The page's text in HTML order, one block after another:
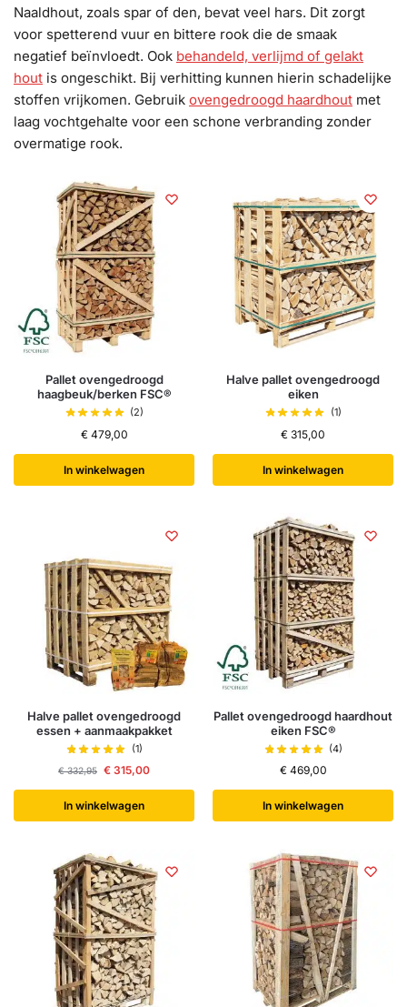
Naaldhout, zoals spar of den, bevat veel hars. Dit zorgt
voor spetterend vuur en bittere rook die de smaak
negatief beïnvloedt. Ook behandeld, verlijmd of gelakt
hout is ongeschikt. Bij verhitting kunnen hierin schadelijke
stoffen vrijkomen. Gebruik ovengedroogd haardhout met
laag vochtgehalte voor een schone verbranding zonder
overmatige rook.
Pallet ovengedroogd
haagbeuk/berken FSC®
(2)
€479,00
In winkelwagen
Halve pallet ovengedroogd
eiken
(1)
€ 315,00
In winkelwagen
Halve pallet ovengedroogd
essen + aanmaakpakket
(1)
€332,95 € 315,00
In winkelwagen
Pallet ovengedroogd haardhout
eiken FSC®
(4)
€469,00
In winkelwagen